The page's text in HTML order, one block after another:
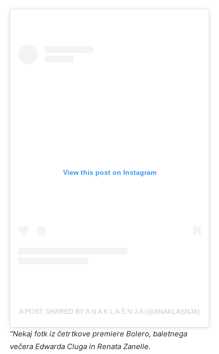
View this post on Instagram
A POST SHARED BY A N A K L A Š N J A (@ANAKLASNJA)
“Nekaj fotk iz četrtkove premiere Bolero, baletnega
večera Edwarda Cluga in Renata Zanelle.